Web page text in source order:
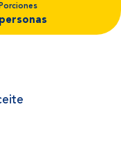
Porciones